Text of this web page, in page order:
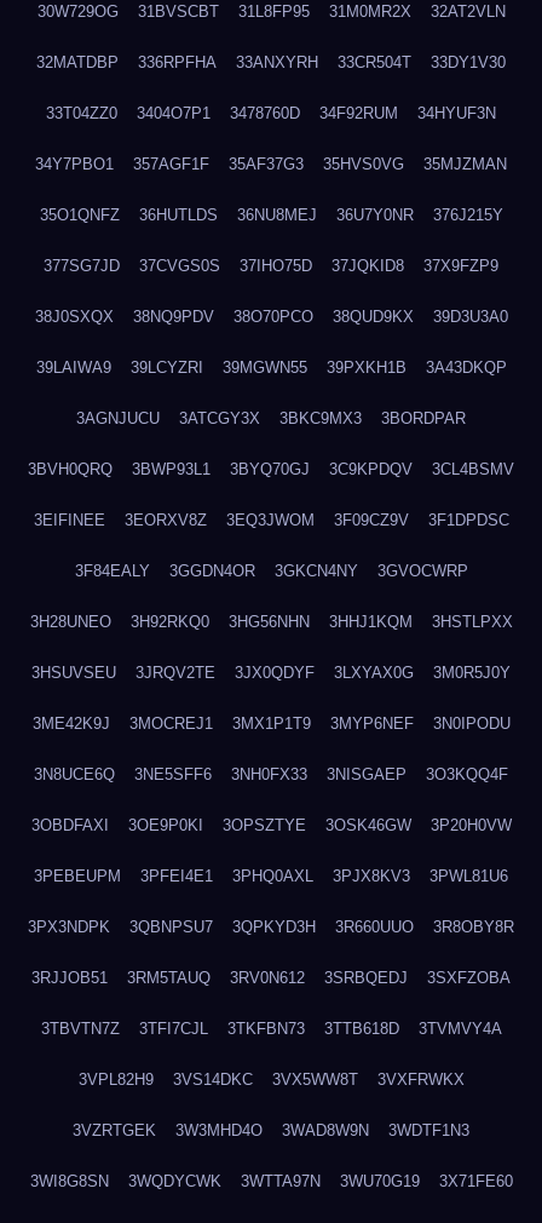
30W729OG 31BVSCBT 31L8FP95 31M0MR2X 32AT2VLN
32MATDBP 336RPFHA 33ANXYRH 33CR504T 33DY1V30
33T04ZZ0 3404O7P1 3478760D 34F92RUM 34HYUF3N
34Y7PBO1 357AGF1F 35AF37G3 35HVS0VG 35MJZMAN
35O1QNFZ 36HUTLDS 36NU8MEJ 36U7Y0NR 376J215Y
377SG7JD 37CVGS0S 37IHO75D 37JQKID8 37X9FZP9
38J0SXQX 38NQ9PDV 38O70PCO 38QUD9KX 39D3U3A0
39LAIWA9 39LCYZRI 39MGWN55 39PXKH1B 3A43DKQP
3AGNJUCU 3ATCGY3X 3BKC9MX3 3BORDPAR
3BVH0QRQ 3BWP93L1 3BYQ70GJ 3C9KPDQV 3CL4BSMV
3EIFINEE 3EORXV8Z 3EQ3JWOM 3F09CZ9V 3F1DPDSC
3F84EALY 3GGDN4OR 3GKCN4NY 3GVOCWRP
3H28UNEO 3H92RKQ0 3HG56NHN 3HHJ1KQM 3HSTLPXX
3HSUVSEU 3JRQV2TE 3JX0QDYF 3LXYAX0G 3M0R5J0Y
3ME42K9J 3MOCREJ1 3MX1P1T9 3MYP6NEF 3N0IPODU
3N8UCE6Q 3NE5SFF6 3NH0FX33 3NISGAEP 3O3KQQ4F
3OBDFAXI 3OE9P0KI 3OPSZTYE 3OSK46GW 3P20H0VW
3PEBEUPM 3PFEI4E1 3PHQ0AXL 3PJX8KV3 3PWL81U6
3PX3NDPK 3QBNPSU7 3QPKYD3H 3R660UUO 3R8OBY8R
3RJJOB51 3RM5TAUQ 3RV0N612 3SRBQEDJ 3SXFZOBA
3TBVTN7Z 3TFI7CJL 3TKFBN73 3TTB618D 3TVMVY4A
3VPL82H9 3VS14DKC 3VX5WW8T 3VXFRWKX
3VZRTGEK 3W3MHD4O 3WAD8W9N 3WDTF1N3
3WI8G8SN 3WQDYCWK 3WTTA97N 3WU70G19 3X71FE60